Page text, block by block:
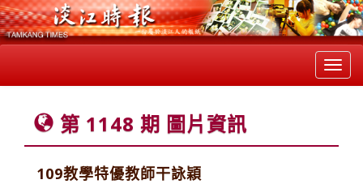
第 1148 期 圖片資訊
109教學特優教師干詠穎